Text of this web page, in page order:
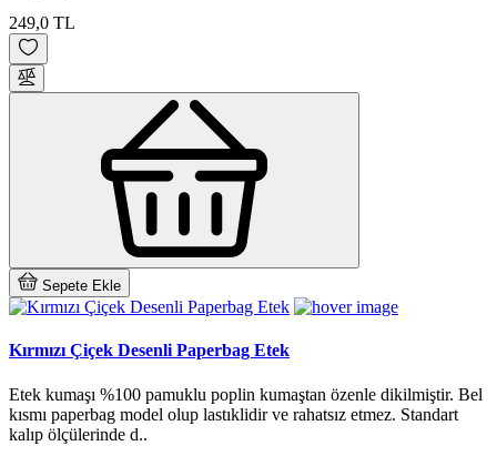
249,0 TL
Sepete Ekle
Kırmızı Çiçek Desenli Paperbag Etek
Etek kumaşı %100 pamuklu poplin kumaştan özenle dikilmiştir. Bel
kısmı paperbag model olup lastıklidir ve rahatsız etmez. Standart
kalıp ölçülerinde d..